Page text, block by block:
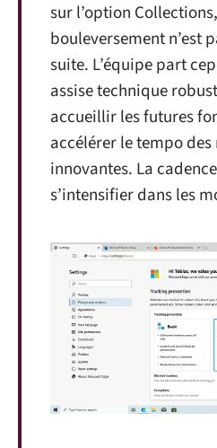
sur l’option
bouleversement n’est
suite. L’équipe part
assise technique
accueillir les futures
accélérer le tempo
innovantes. La
s’intensifier dans les